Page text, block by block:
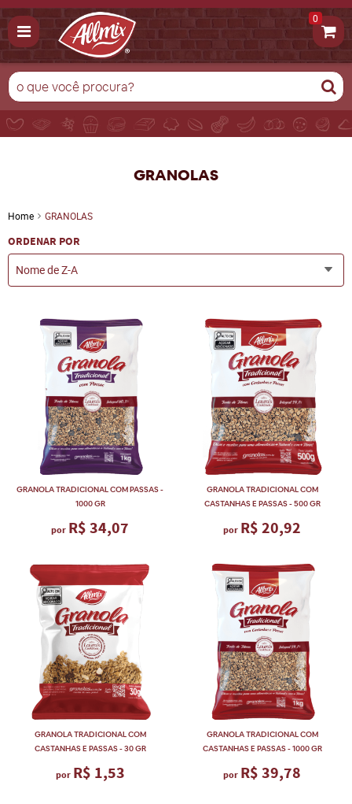
0
GRANOLAS
Home GRANOLAS
ORDENAR POR
Nome de Z-A
GRANOLA TRADICIONAL COM PASSAS -
1000 GR
por R$ 34,07
GRANOLA TRADICIONAL COM
CASTANHAS E PASSAS - 500 GR
por R$ 20,92
GRANOLA TRADICIONAL COM
CASTANHAS E PASSAS - 30 GR
por R$ 1,53
GRANOLA TRADICIONAL COM
CASTANHAS E PASSAS - 1000 GR
por R$ 39,78